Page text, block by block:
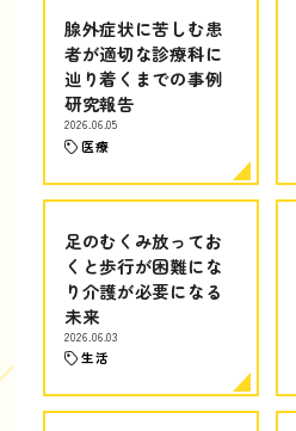
腺外症状に苦しむ患
者が適切な診療科に
辿り着くまでの事例
研究報告
2026.06.05
医療
足のむくみ放ってお
くと歩行が困難にな
り介護が必要になる
未来
2026.06.03
生活